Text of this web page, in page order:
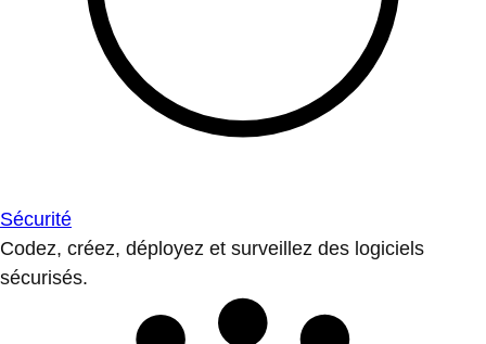
Sécurité
Codez, créez, déployez et surveillez des logiciels
sécurisés.